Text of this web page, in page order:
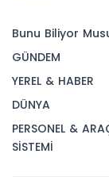
Bunu Biliyor
GÜNDEM
YEREL & HABER
DÜNYA
PERSONEL &
SİSTEMİ